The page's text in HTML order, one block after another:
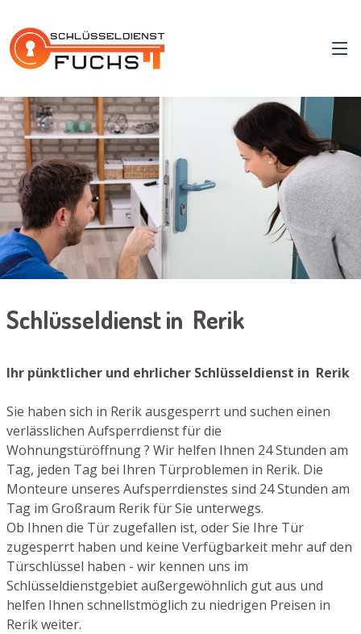
Schlüsseldienst in Rerik
Ihr pünktlicher und ehrlicher Schlüsseldienst in Rerik
Sie haben sich in Rerik ausgesperrt und suchen einen
verlässlichen Aufsperrdienst für die
Wohnungstüröffnung ? Wir helfen Ihnen 24 Stunden am
Tag, jeden Tag bei Ihren Türproblemen in Rerik. Die
Monteure unseres Aufsperrdienstes sind 24 Stunden am
Tag im Großraum Rerik für Sie unterwegs.
Ob Ihnen die Tür zugefallen ist, oder Sie Ihre Tür
zugesperrt haben und keine Verfügbarkeit mehr auf den
Türschlüssel haben - wir kennen uns im
Schlüsseldienstgebiet außergewöhnlich gut aus und
helfen Ihnen schnellstmöglich zu niedrigen Preisen in
Rerik weiter.